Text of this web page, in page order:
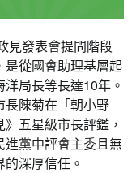
見發表會提問階段
從國會助理基層起
局長等長達10年。
長陳菊在「朝小野
五星級市長評鑑，
黨中評會主委且無
深厚信任。